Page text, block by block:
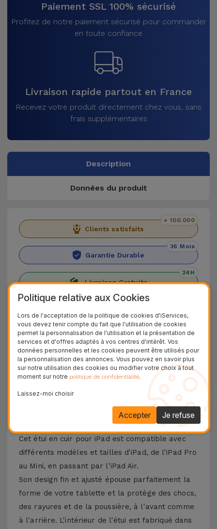
Paiement SSL 100% sécurisé
Profitez de notre paiement sécurisé pour commander
en toute confiance
Livraison rapide partout en France
Recevez votre produit directement chez vous, sans
frais supplémentaires
Description
Données du produit
Clients satisfaits
+ 100.000
Garantie Durable
36 Mois
Livraison Gratuite
24H
Découvrez le Coque iPad en Cuir
Découvrez l'étui en cuir pour iPad, l'alliance
parfaite entre durabilité, fonctionnalité et
protection élégante. Fabriqué en cuir de haute
qualité, cet étui pour tablette offre un toucher
doux, une finition élégante et une grande
résistance à l'usure quotidienne.
Caractéristiques de le Coque iPad en Cuir
Cet étui en cuir pour iPad est compatible avec
différents modèles et tailles d'iPad, de l'iPad Pro
au Mini, en passant par l'iPad Air.
Son design fin et ajusté épouse parfaitement la
forme de votre tablette et la protège des chocs,
des rayures et de la poussière, à l'avant comme
à l'arrière. L'intérieur de l'étui est fabriqué dans
Politique relative aux Cookies
Lors de l'acceptation de la politique de cookies d'iServices,
vous devez tenir compte du fait que l'utilisation de cookies
permet la personnalisation de l'utilisation et la présentation de
services et d'offres adaptés à vos centres d'intérêt. Vos
données personnelles et les cookies peuvent être utilisés pour
la personnalisation des annonces. Vous pouvez en savoir plus
sur notre utilisation des cookies ou modifier votre choix à tout
moment sur notre politique de confidentialité.
Laissez-moi choisir
Je refuse
Accepter